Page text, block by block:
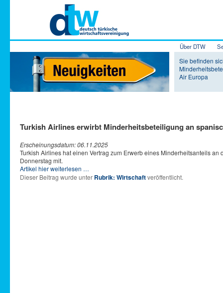
Zum Inhalt
Zum
Über DTW
Sie befinden
Air Europa
Turkish Airlines erwirbt Minderheitsbeteiligung an
Erscheinungsdatum: 06.11.2025
Turkish Airlines hat einen Vertrag zum Erwerb eines Minderheitsanteils
Donnerstag mit.
Artikel hier weiterlesen …
Dieser Beitrag wurde unter Rubrik: Wirtschaftveröffentlicht.